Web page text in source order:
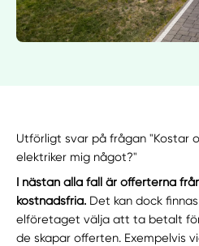
Utförligt svar på frågan "Kostar
elektriker mig något?"
I nästan alla fall är offerterna
kostnadsfria. Det kan dock
elföretaget välja att ta betalt
de skapar offerten. Exempelvis